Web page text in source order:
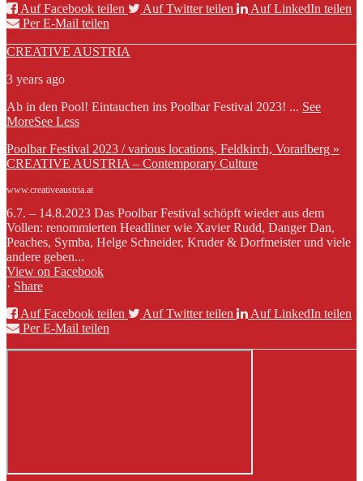
Auf Facebook teilen
Auf Twitter teilen
Auf LinkedIn teilen
Per E-Mail teilen
CREATIVE AUSTRIA
3 years ago
Ab in den Pool! Eintauchen ins Poolbar Festival 2023! ... See
MoreSee Less
Poolbar Festival 2023 / various locations, Feldkirch, Vorarlberg »
CREATIVE AUSTRIA – Contemporary Culture
www.creativeaustria.at
6.7. – 14.8.2023 Das Poolbar Festival schöpft wieder aus dem
Vollen: renommierten Headliner wie Xavier Rudd, Danger Dan,
Peaches, Symba, Helge Schneider, Kruder & Dorfmeister und viele
andere geben...
View on Facebook
· Share
Auf Facebook teilen
Auf Twitter teilen
Auf LinkedIn teilen
Per E-Mail teilen